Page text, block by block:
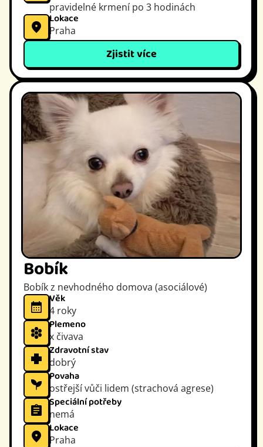
pravidelné krmení po 3 hodinách
Lokace
Praha
Zjistit více
Bobík
Bobík z nevhodného domova (asociálové)
Věk
4 roky
Plemeno
x čivava
Zdravotní stav
dobrý
Povaha
ostřejší vůči lidem (strachová agrese)
Speciální potřeby
nemá
Lokace
Praha